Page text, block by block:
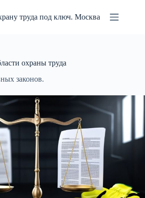
труда под ключ. Москва
охраны труда
законов.